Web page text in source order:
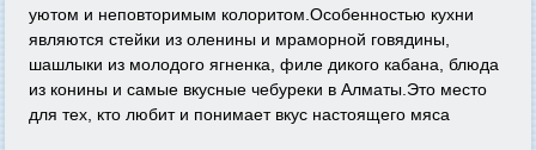
уютом и неповторимым колоритом.Особенностью кухни
являются стейки из оленины и мраморной говядины,
шашлыки из молодого ягненка, филе дикого кабана, блюда
из конины и самые вкусные чебуреки в Алматы.Это место
для тех, кто любит и понимает вкус настоящего мяса